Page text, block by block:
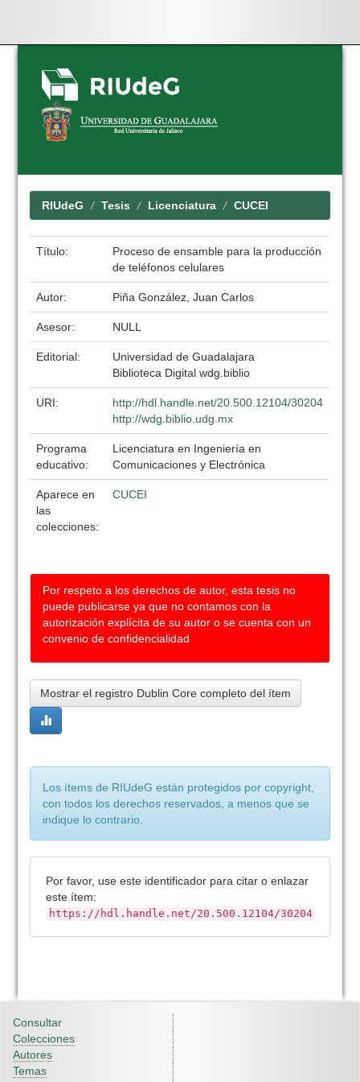
Skip
navigation
RIUdeG Tesis Licenciatura CUCEI
Título:
Proceso de ensamble para la producción
de teléfonos celulares
Autor: Piña González, Juan Carlos
Asesor: NULL
Editorial:
Universidad de Guadalajara
Biblioteca Digital wdg.biblio
URI:
http://hdl.handle.net/20.500.12104/30204
http://wdg.biblio.udg.mx
Programa
educativo:
Licenciatura en Ingeniería en
Comunicaciones y Electrónica
Aparece en
las
colecciones:
CUCEI
Por respeto a los derechos de autor, esta tesis no
puede publicarse ya que no contamos con la
autorización explícita de su autor o se cuenta con un
convenio de confidencialidad
Mostrar el registro Dublin Core completo del ítem
Los ítems de RIUdeG están protegidos por copyright,
con todos los derechos reservados, a menos que se
indique lo contrario.
Por favor, use este identificador para citar o enlazar
este ítem:
https://hdl.handle.net/20.500.12104/30204
Consultar
Colecciones
Autores
Temas